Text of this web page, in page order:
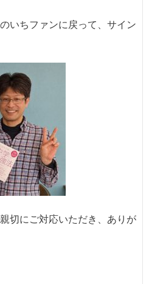
いちファンに戻って、サイン
切にご対応いただき、ありが